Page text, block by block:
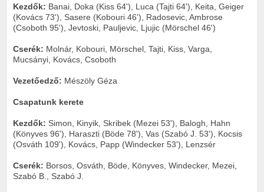
Kezdők: Banai, Doka (Kiss 64'), Luca (Tajti 64'), Keita, Geiger
(Kovács 73'), Sasere (Kobouri 46'), Radosevic, Ambrose
(Csoboth 95'), Jevtoski, Pauljevic, Ljujic (Mörschel 46')
Cserék: Molnár, Kobouri, Mörschel, Tajti, Kiss, Varga,
Mucsányi, Kovács, Csoboth
Vezetőedző: Mészöly Géza
Csapatunk kerete
Kezdők: Simon, Kinyik, Skribek (Mezei 53'), Balogh, Hahn
(Könyves 96'), Haraszti (Böde 78'), Vas (Szabó J. 53'), Kocsis
(Osváth 109'), Kovács, Papp (Windecker 53'), Lenzsér
Cserék: Borsos, Osváth, Böde, Könyves, Windecker, Mezei,
Szabó B., Szabó J.